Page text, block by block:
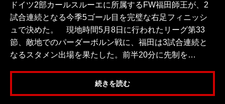
ドイツ2部カールスルーエに所属するFW福田師王が、2
試合連続となる今季5ゴール目を完璧な右足フィニッシ
ュで決めた。 現地時間5月8日に行われたリーグ第33
節、敵地でのパーダーボルン戦に、福田は3試合連続と
なるスタメン出場を果たした。前半20分に先制を…
続きを読む